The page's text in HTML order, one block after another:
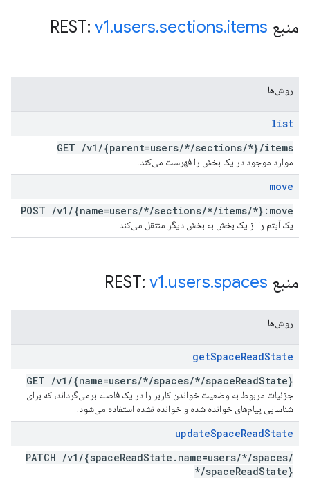
منبع REST: v1.users.sections.items
روش‌ها
list
GET /v1 /{parent=users/*/sections/*}/items
موارد موجود در یک بخش را فهرست می‌کند.
move
POST /v1 /{name=users/*/sections/*/items/*}:move
یک آیتم را از یک بخش به بخش دیگر منتقل می‌کند.
منبع REST: v1.users.spaces
روش‌ها
getSpaceReadState
GET /v1 /{name=users/*/spaces/*/spaceReadState}
جزئیات مربوط به وضعیت خواندن کاربر را در یک فاصله برمی‌گرداند، که برای
شناسایی پیام‌های خوانده شده و خوانده نشده استفاده می‌شود.
updateSpaceReadState
PATCH /v1 /{spaceReadState . name=users/*/spaces/
*/spaceReadState}